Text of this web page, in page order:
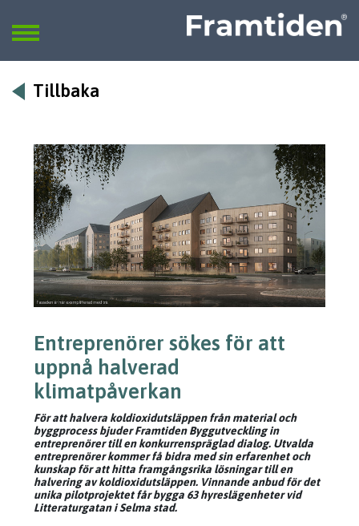
SÖK
Tillbaka
Entreprenörer sökes för att
uppnå halverad
klimatpåverkan
För att halvera koldioxidutsläppen från material och
byggprocess bjuder Framtiden Byggutveckling in
entreprenörer till en konkurrenspräglad dialog. Utvalda
entreprenörer kommer få bidra med sin erfarenhet och
kunskap för att hitta framgångsrika lösningar till en
halvering av koldioxidutsläppen. Vinnande anbud för det
unika pilotprojektet får bygga 63 hyreslägenheter vid
Litteraturgatan i Selma stad.